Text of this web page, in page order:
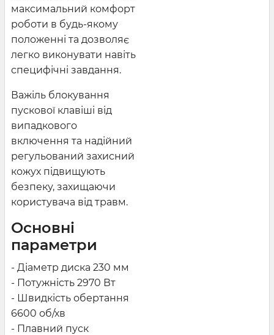
максимальний комфорт
роботи в будь-якому
положенні та дозволяє
легко виконувати навіть
специфічні завдання.
Важіль блокування
пускової клавіші від
випадкового
включення та надійний
регульований захисний
кожух підвищують
безпеку, захищаючи
користувача від травм.
Основні
параметри
- Діаметр диска 230 мм
- Потужність 2970 Вт
- Швидкість обертання
6600 об/хв
- Плавний пуск